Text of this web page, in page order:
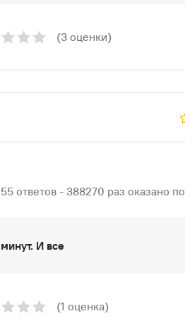
(3 оценки)
ответов - 388270 раз оказано
И все
(1 оценка)